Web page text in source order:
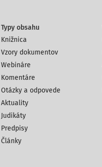
Typy obsahu
Knižnica
Vzory dokumentov
Webináre
Komentáre
Otázky a odpovede
Aktuality
Judikáty
Predpisy
Články